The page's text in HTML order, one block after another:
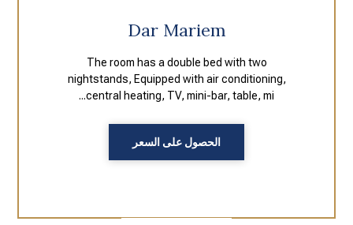
Dar Mariem
The room has a double bed with two
nightstands, Equipped with air conditioning,
central heating, TV, mini-bar, table, mi...
الحصول على السعر